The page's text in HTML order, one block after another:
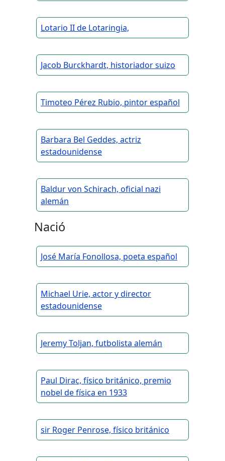
Lotario II de Lotaringia,
Jacob Burckhardt, historiador suizo
Timoteo Pérez Rubio, pintor español
Barbara Bel Geddes, actriz
estadounidense
Baldur von Schirach, oficial nazi
alemán
Nació
José María Fonollosa, poeta español
Michael Urie, actor y director
estadounidense
Jeremy Toljan, futbolista alemán
Paul Dirac, físico británico, premio
nobel de física en 1933
sir Roger Penrose, físico británico